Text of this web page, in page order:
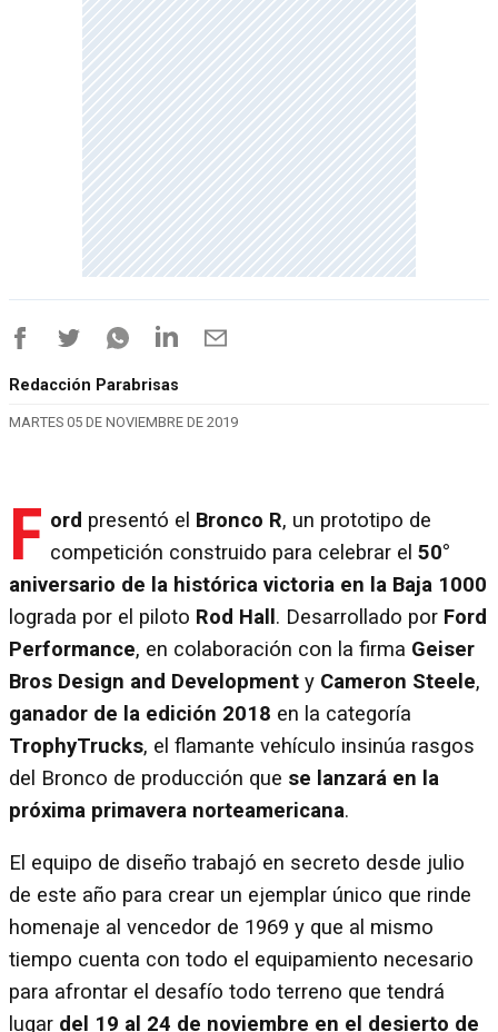
Redacción Parabrisas
MARTES 05 DE NOVIEMBRE DE 2019
F ord presentó el Bronco R, un prototipo de
competición construido para celebrar el 50°
aniversario de la histórica victoria en la Baja 1000
lograda por el piloto Rod Hall . Desarrollado por Ford
Performance, en colaboración con la firma Geiser
Bros Design and Development y Cameron Steele,
ganador de la edición 2018 en la categoría
TrophyTrucks, el flamante vehículo insinúa rasgos
del Bronco de producción que se lanzará en la
próxima primavera norteamericana.
El equipo de diseño trabajó en secreto desde julio
de este año para crear un ejemplar único que rinde
homenaje al vencedor de 1969 y que al mismo
tiempo cuenta con todo el equipamiento necesario
para afrontar el desafío todo terreno que tendrá
lugar del 19 al 24 de noviembre en el desierto de